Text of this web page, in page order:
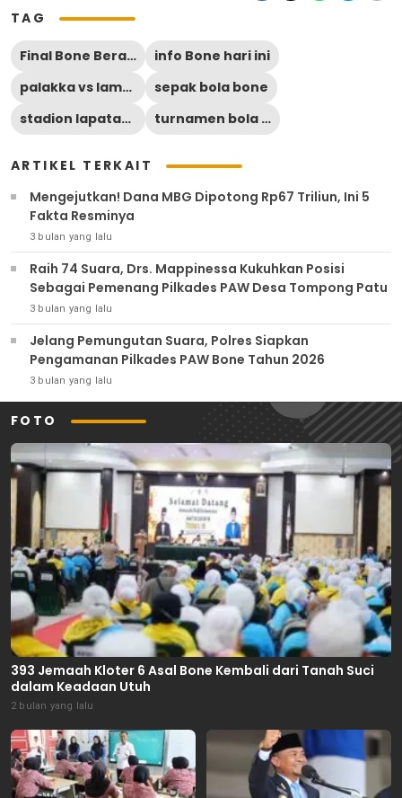
TAG
Final Bone Beramal Cup 2026
info Bone hari ini
palakka vs lamuru
sepak bola bone
stadion lapatau watampone
turnamen bola bone
ARTIKEL TERKAIT
Mengejutkan! Dana MBG Dipotong Rp67 Triliun, Ini 5
Fakta Resminya
3 bulan yang lalu
Raih 74 Suara, Drs. Mappinessa Kukuhkan Posisi
Sebagai Pemenang Pilkades PAW Desa Tompong Patu
3 bulan yang lalu
Jelang Pemungutan Suara, Polres Siapkan
Pengamanan Pilkades PAW Bone Tahun 2026
3 bulan yang lalu
FOTO
393 Jemaah Kloter 6 Asal Bone Kembali dari Tanah Suci
dalam Keadaan Utuh
2 bulan yang lalu